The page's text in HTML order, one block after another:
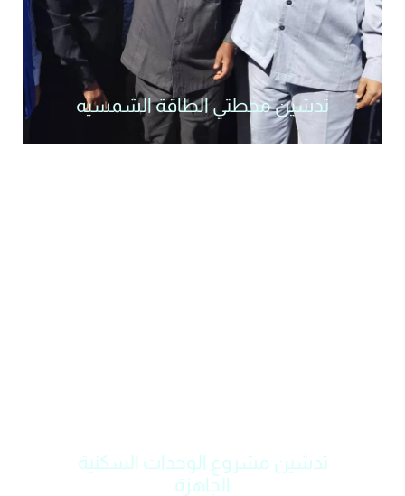
تدشين محطتي الطاقة الشمسيه
تدشين مشروع الوحدات السكنية
الجاهزة